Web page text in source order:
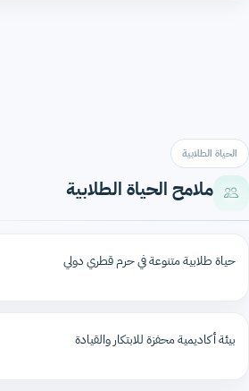
الحياة الطلابية
ملامح الحياة الطلابية
حياة طلابية متنوعة في حرم قطري دولي
بيئة أكاديمية محفزة للابتكار والقيادة